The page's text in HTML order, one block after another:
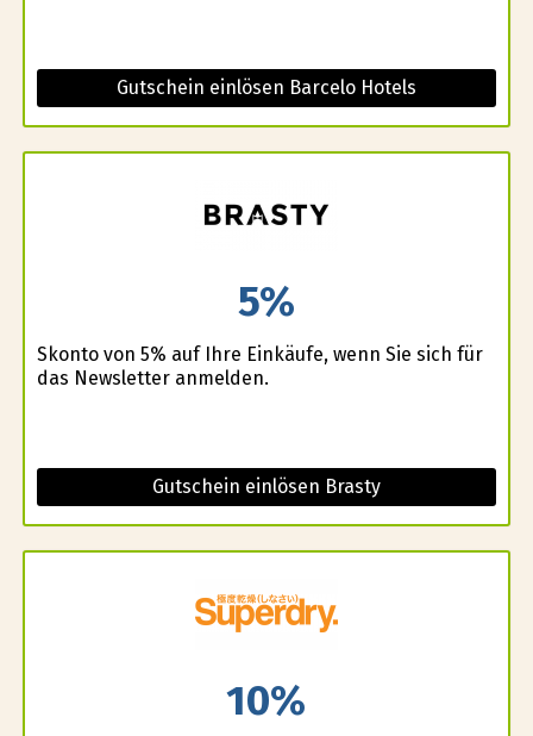
Gutschein einlösen Barcelo Hotels
5%
Skonto von 5% auf Ihre Einkäufe, wenn Sie sich für
das Newsletter anmelden.
Gutschein einlösen Brasty
10%